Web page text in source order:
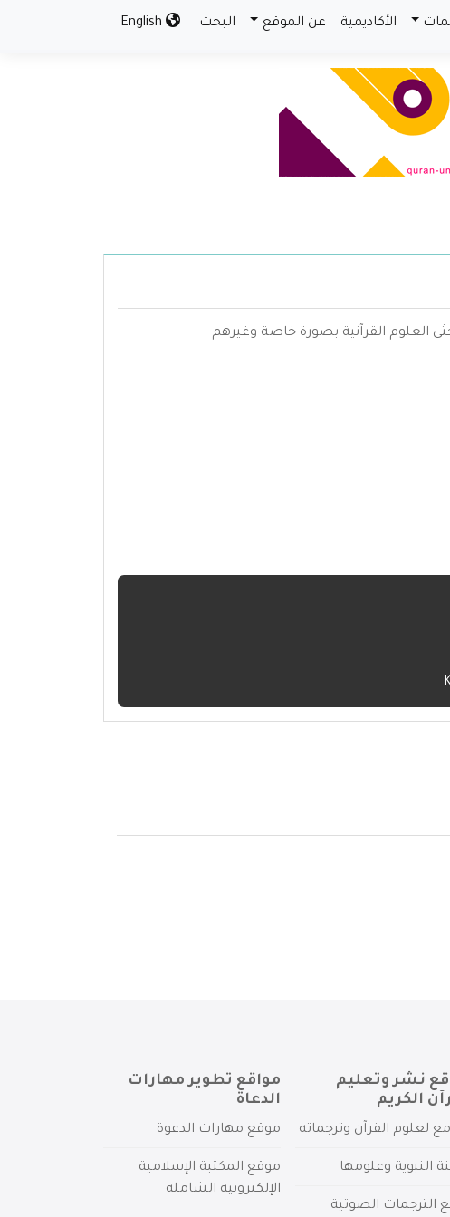
الأكاديمية عن الموقع البحث
العلوم القرآنية بصورة خاصة وغيرهم
نشر وتعليم
الكريم
لعلوم القرآن وترجماته
النبوية وعلومها
الترجمات الصوتية
مواقع تطوير مهارات
الدعاة
موقع مهارات الدعوة
موقع المكتبة الإسلامية
الإلكترونية الشاملة